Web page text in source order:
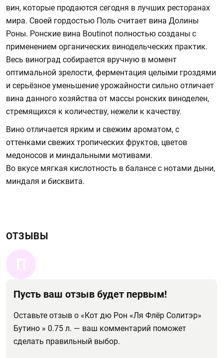
вин, которые продаются сегодня в лучших ресторанах
мира. Своей гордостью Поль считает вина Долины
Роны. Ронские вина Boutinot полностью созданы с
применением органических винодельческих практик.
Весь виноград собирается вручную в момент
оптимальной зрелости, ферментация целыми гроздями
и серьёзное уменьшение урожайности сильно отличает
вина данного хозяйства от массы ронских виноделен,
стремящихся к количеству, нежели к качеству.
Вино отличается ярким и свежим ароматом, с
оттенками свежих тропических фруктов, цветов
медоносов и миндальными мотивами.
Во вкусе мягкая кислотность в балансе с нотами дыни,
миндаля и бисквита.
ОТЗЫВЫ
П
Пусть ваш отзыв будет первым!
Оставьте отзыв о «Кот дю Рон «Ля Флёр Солитэр»
Бутино » 0.75 л. — ваш комментарий поможет
сделать правильный выбор.